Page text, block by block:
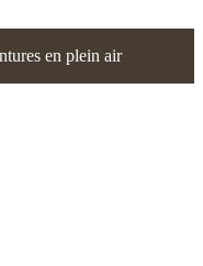
en plein air